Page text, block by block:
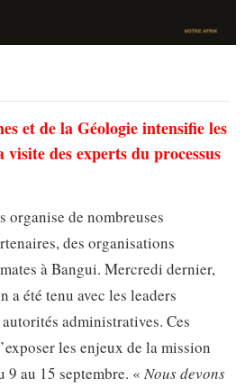
et de la Géologie intensifie les
des experts du processus
de nombreuses
des organisations
à Bangui. Mercredi dernier,
a été tenu avec les leaders
administratives. Ces
les enjeux de la mission
9 au 15 septembre. « Nous devons